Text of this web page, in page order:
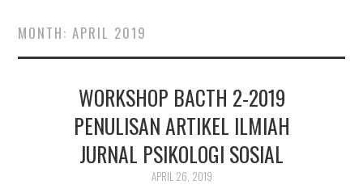
TENTANG IPS-HIMPSI
KEANGGOTAAN
PUBLIKASI ILMIAH
MONTH:APRIL 2019
WORKSHOP BACTH 2-2019
PENULISAN ARTIKEL ILMIAH
JURNAL PSIKOLOGI SOSIAL
APRIL 26, 2019